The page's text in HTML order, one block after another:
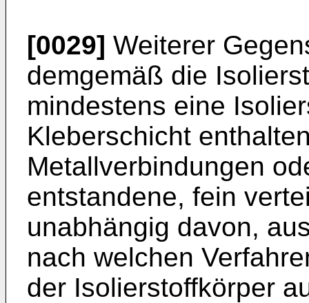
[0029] Weiterer
demgemäß die
mindestens eine
Kleberschicht
Metallverbindungen
entstandene, fein
unabhängig davon,
nach welchen
der Isolierstoffkörper